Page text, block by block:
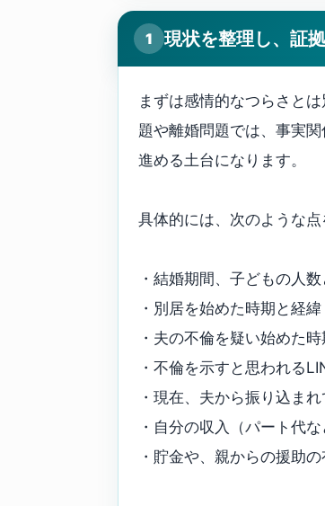
1 現状を整理し、証
まずは感情的なつらさと
題や離婚問題では、事実
進める土台になります。
具体的には、次のような点
・結婚期間、子どもの人
・別居を始めた時期と経緯
・夫の不倫を疑い始めた
・不倫を示すと思われる
・現在、夫から振り込ま
・自分の収入（パート代
・貯金や、親からの援助